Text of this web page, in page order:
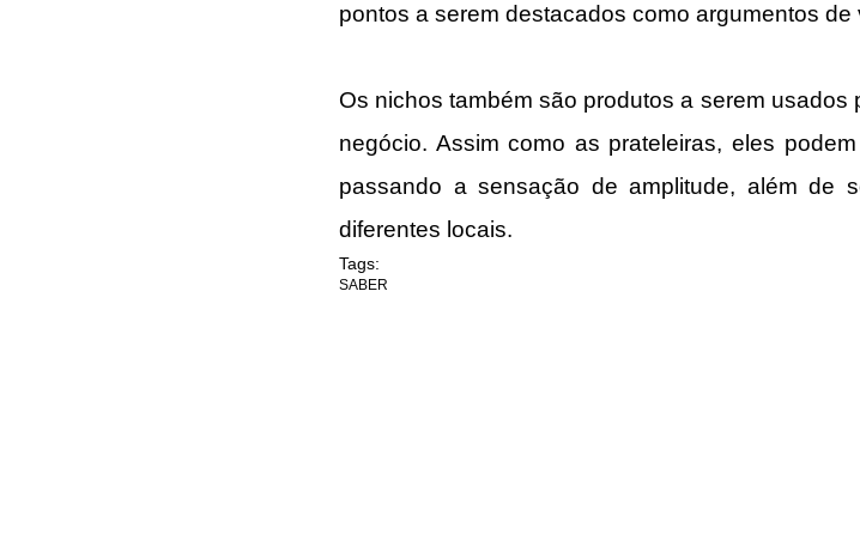
pontos a serem destacados como argumentos de
Os nichos também são produtos a serem
negócio. Assim como as prateleiras, eles
passando a sensação de amplitude, além de
diferentes locais.
Tags:
SABER